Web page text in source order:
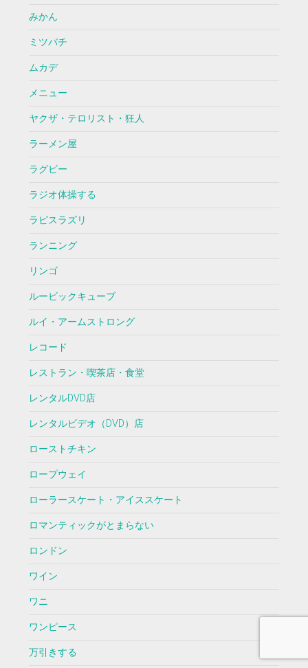
みかん
ミツバチ
ムカデ
メニュー
ヤクザ・テロリスト・狂人
ラーメン屋
ラグビー
ラジオ体操する
ラピスラズリ
ランニング
リンゴ
ルービックキューブ
ルイ・アームストロング
レコード
レストラン・喫茶店・食堂
レンタルDVD店
レンタルビデオ（DVD）店
ローストチキン
ロープウェイ
ローラースケート・アイススケート
ロマンティックがとまらない
ロンドン
ワイン
ワニ
ワンピース
万引きする